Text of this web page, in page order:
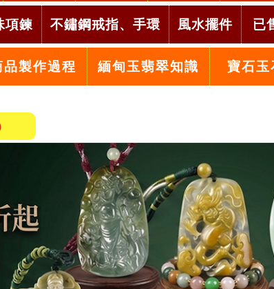
項鍊 不鏽鋼戒指、手環 風水擺件 已
製作過程 緬甸玉翡翠知識 寶石玉